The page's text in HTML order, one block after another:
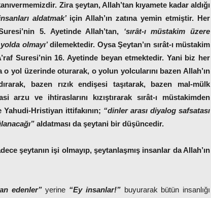
Zira şeytan, Allah’tan kıyamete kadar aldığı
aldatmak’için Allah’ın zatına yemin etmiştir. Her
5. Ayetinde Allah’tan, ‘sırât-ı müstakim üzere
olmayı’dilemektedir. Oysa Şeytan’ın sırât-ı müstakim
Suresi’nin 16. Ayetinde beyan etmektedir. Yani biz her
yol üzerinde oturarak, o yolun yolcularını bazen Allah’ın
bazen rızık endişesi taşıtarak, bazen mal-mülk
arzu ve ihtiraslarını kızıştırarak sırât-ı müstakimden
Hristiyan ittifakının; “dinler arası diyalog safsatası
aldatması da şeytani bir düşüncedir.
şeytanın işi olmayıp, şeytanlaşmış insanlar da Allah’ın
edenler”yerine “Ey insanlar!”buyurarak bütün insanlığı